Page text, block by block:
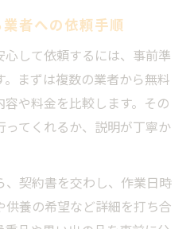
者への依頼手順
して依頼するには、事前準
まずは複数の業者から無料
や料金を比較します。その
てくれるか、説明が丁寧か
、契約書を交わし、作業日時
養の希望など詳細を打ち合